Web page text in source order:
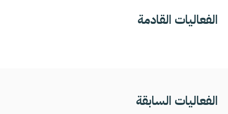
الفعاليات القادمة
الفعاليات السابقة